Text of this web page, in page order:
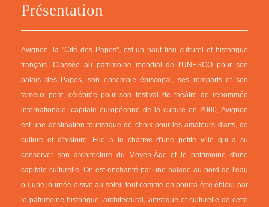
Présentation
Avignon, la "Cité des Papes", est un haut lieu culturel et historique
français. Classée au patrimoine mondial de l'UNESCO pour son
palais des Papes, son ensemble épiscopal, ses remparts et son
fameux pont, célébrée pour son festival de théâtre de renommée
internationale, capitale européenne de la culture en 2000, Avignon
est une destination touristique de choix pour les amateurs d'arts, de
culture et d'histoire. Elle a le charme d'une petite ville qui a su
conserver son architecture du Moyen-Âge et le patrimoine d'une
capitale culturelle. On est enchanté par une balade au bord de l'eau
ou une journée oisive au soleil tout comme on pourra être ébloui par
le patrimoine historique, architectural, artistique et culturelle de cette